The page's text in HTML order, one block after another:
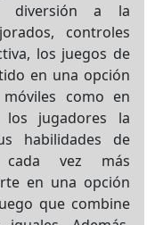
diversión a la
controles
los juegos de
en una opción
como en
jugadores la
habilidades de
cada vez más
en una opción
que combine